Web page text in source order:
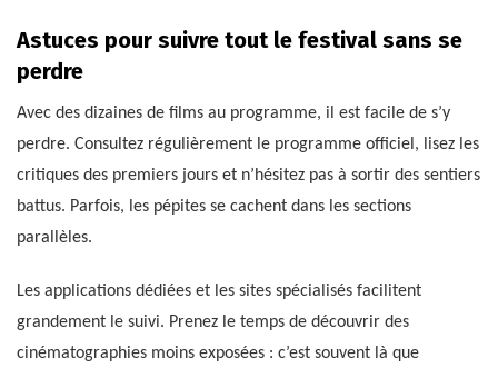
Astuces pour suivre tout le festival sans se
perdre
Avec des dizaines de films au programme, il est facile de s’y
perdre. Consultez régulièrement le programme officiel, lisez les
critiques des premiers jours et n’hésitez pas à sortir des sentiers
battus. Parfois, les pépites se cachent dans les sections
parallèles.
Les applications dédiées et les sites spécialisés facilitent
grandement le suivi. Prenez le temps de découvrir des
cinématographies moins exposées : c’est souvent là que